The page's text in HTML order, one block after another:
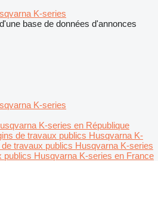
K-series
base de données d'annonces
K-series
K-series en République
de travaux publics Husqvarna K-
de travaux publics Husqvarna K-series
publics Husqvarna K-series en France